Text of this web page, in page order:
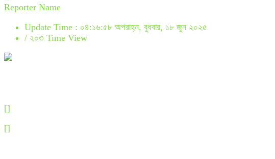
Reporter Name
Update Time : ০৪:১৬:৫৮ অপরাহ্ন, বুধবার, ১৮ জুন ২০২৫
/ ২০৩ Time View
[]
[]